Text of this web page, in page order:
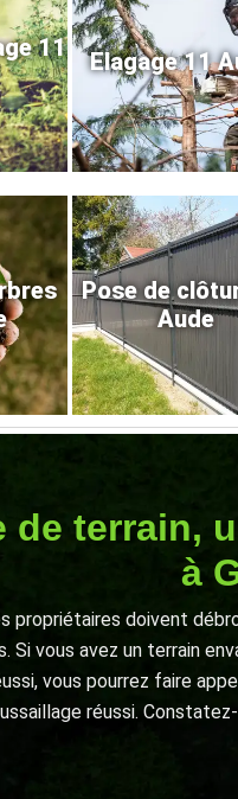
11
Elagage 11
Pose de
Aude
de terrain,
à
doivent
Si vous avez un terrain
vous pourrez faire
réussi.